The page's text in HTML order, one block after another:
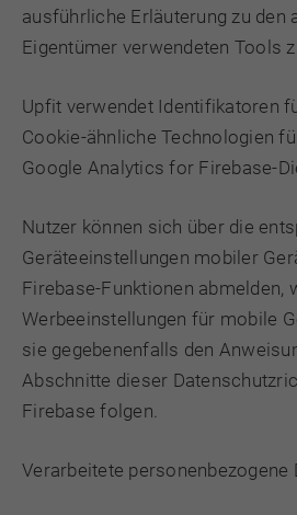
ausführliche Erläuterung zu den
Eigentümer verwendeten Tools
Upfit verwendet Identifikatoren
Cookie-ähnliche Technologien
Google Analytics for Firebase-
Nutzer können sich über die
Geräteeinstellungen mobiler
Firebase-Funktionen abmelden,
Werbeeinstellungen für mobile
sie gegebenenfalls den
Abschnitte dieser
Firebase folgen.
Verarbeitete personenbezogene